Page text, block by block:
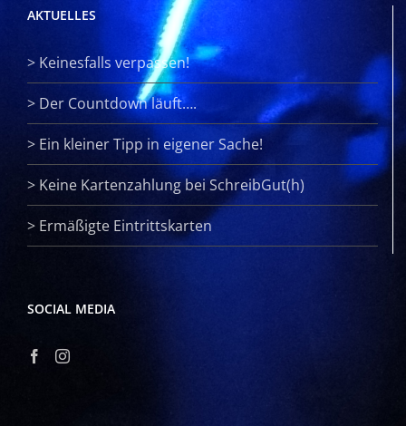
AKTUELLES
> Keinesfalls verpassen!
> Der Countdown läuft….
> Ein kleiner Tipp in eigener Sache!
> Keine Kartenzahlung bei SchreibGut(h)
> Ermäßigte Eintrittskarten
SOCIAL MEDIA